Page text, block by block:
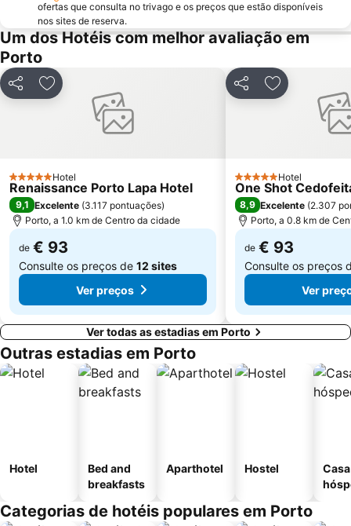
da Póvoa de Varzim
da Madalena
Edificio da Alfândega
Braga Parque
Mercado do Bolhão
Aldeia Rural Preservada de Quintandona
Palacio do Freixo
Mindelo Beach
Praia da Cortegaça
Bom Jesus do Monte
Arrábida Shopping
Praia de Esposende
Aquático de Fafe
Azurara Beach
ofertas que consulta no trivago e os preços que estão disponíveis
nos sites de reserva.
Um dos Hotéis com melhor avaliação em
Porto
PartilharAdicionar aos favoritos
5 EstrelasHotel
Renaissance Porto Lapa Hotel
9,1 Excelente (3.117 pontuações)
Porto, a 1.0 km de Centro da cidade
de € 93
Consulte os preços de 12 sites
Ver preços
PartilharAdicionar
5 EstrelasHotel
One Shot
8,9 Excelente (2.307
Porto, a 0.8 km de
de € 93
Consulte os preços
Ver
Ver todas as estadias em Porto
Outras estadias em Porto
Hotel
Bed and
breakfasts
Aparthotel Hostel
Categorias de hotéis populares em Porto